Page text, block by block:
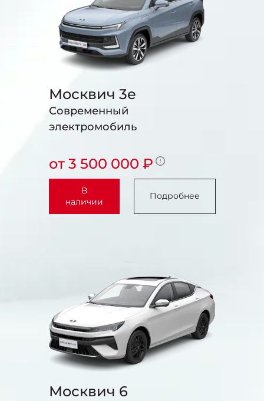
Москвич 3e
Современный
электромобиль
от 3 500 000 ₽
В
наличии
Подробнее
Москвич 6